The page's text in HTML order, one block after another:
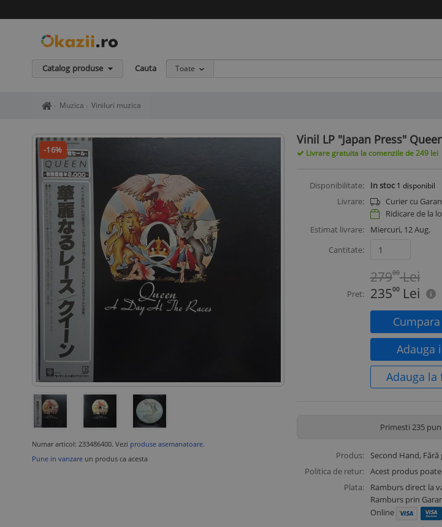
Catalog produse Cauta Toate
Home page okazii.ro - Cumperi in siguranta de la vanzatori de incredere
Muzica Viniluri muzica
-16%
Numar articol: 233486400. Vezi produse asemanatoare.
Pune in vanzare un produs ca acesta
Vinil LP "Japan Press"
Livrare gratuita la comenzile de 249 lei
Disponibilitate: In stoc 1 disponibil
Livrare: Curier cu
Ridicare de la
Estimat livrare:
Miercuri, 12 Aug.
Cantitate:
Pret:
27900 Lei
23500 Lei
Adauga
Adauga la
Primesti 235
Produs: Second Hand,
Politica de retur: Acest produs
Plata:
Ramburs direct la
Ramburs prin
Online